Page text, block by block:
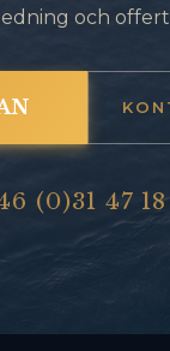
och
(0)31 47